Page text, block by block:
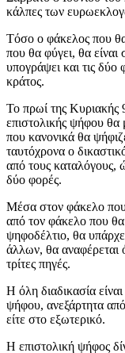
κάλπες των
Tόσο ο φάκελος που
που θα φύγει, θα
υπογράψει και τις δύο
κράτος.
Το πρωί της Κυριακής
επιστολικής ψήφου θα
που κανονικά θα
ταυτόχρονα ο
από τους καταλόγους,
δύο φορές.
Μέσα στον φάκελο που
από τον φάκελο που θα
ψηφοδέλτιο, θα
άλλων, θα αναφέρεται
τρίτες πηγές.
Η όλη διαδικασία
ψήφου, ανεξάρτητα
είτε στο εξωτερικό.
Η επιστολική ψήφος